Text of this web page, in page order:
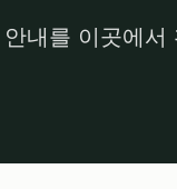
내를 이곳에서